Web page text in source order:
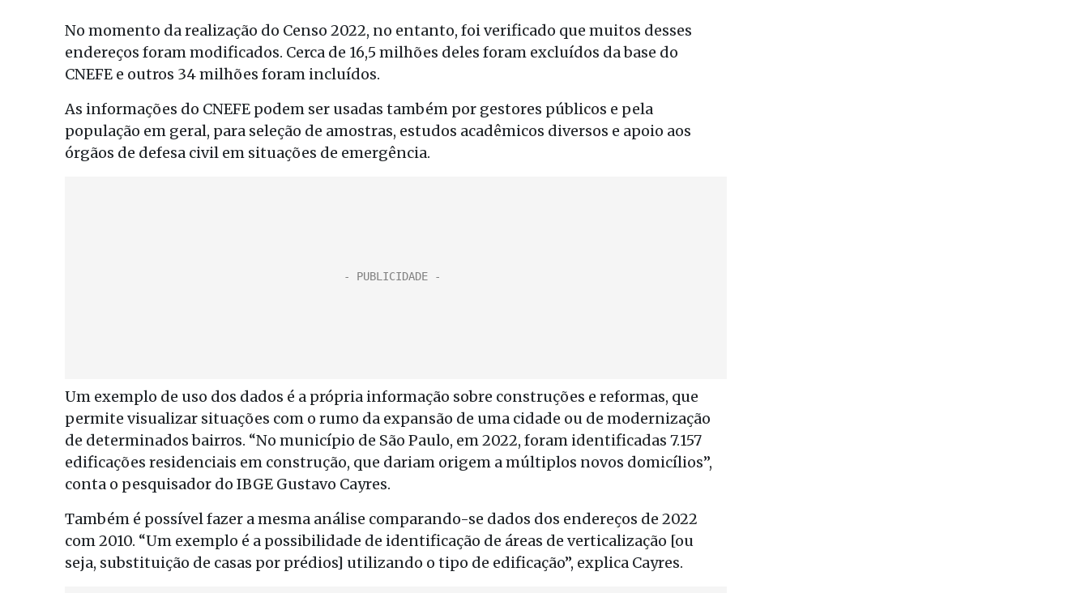
No momento da realização do Censo 2022, no entanto, foi verificado que muitos desses
endereços foram modificados. Cerca de 16,5 milhões deles foram excluídos da base do
CNEFE e outros 34 milhões foram incluídos.
As informações do CNEFE podem ser usadas também por gestores públicos e pela
população em geral, para seleção de amostras, estudos acadêmicos diversos e apoio aos
órgãos de defesa civil em situações de emergência.
Um exemplo de uso dos dados é a própria informação sobre construções e reformas, que
permite visualizar situações com o rumo da expansão de uma cidade ou de modernização
de determinados bairros. “No município de São Paulo, em 2022, foram identificadas 7.157
edificações residenciais em construção, que dariam origem a múltiplos novos domicílios”,
conta o pesquisador do IBGE Gustavo Cayres.
Também é possível fazer a mesma análise comparando-se dados dos endereços de 2022
com 2010. “Um exemplo é a possibilidade de identificação de áreas de verticalização [ou
seja, substituição de casas por prédios] utilizando o tipo de edificação”, explica Cayres.